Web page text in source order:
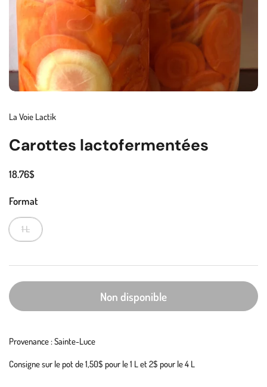
La Voie Lactik
Carottes lactofermentées
18.76$
Format
1 L
Non disponible
Provenance : Sainte-Luce
Consigne sur le pot de 1,50$ pour le 1 L et 2$ pour le 4 L